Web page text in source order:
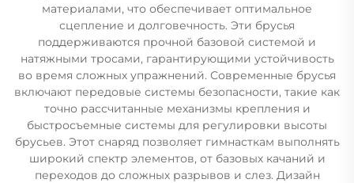
материалами, что обеспечивает оптимальное
сцепление и долговечность. Эти брусья
поддерживаются прочной базовой системой и
натяжными тросами, гарантирующими устойчивость
во время сложных упражнений. Современные брусья
включают передовые системы безопасности, такие как
точно рассчитанные механизмы крепления и
быстросъемные системы для регулировки высоты
брусьев. Этот снаряд позволяет гимнасткам выполнять
широкий спектр элементов, от базовых качаний и
переходов до сложных разрывов и слез. Дизайн